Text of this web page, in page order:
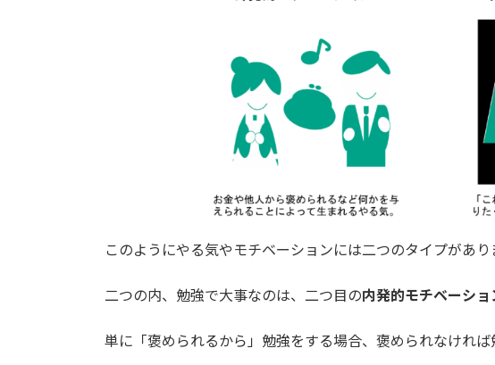
このようにやる気やモチベーションには二つのタイプがあり
二つの内、勉強で大事なのは、二つ目の内発的モチベーショ
単に「褒められるから」勉強をする場合、褒められなければ